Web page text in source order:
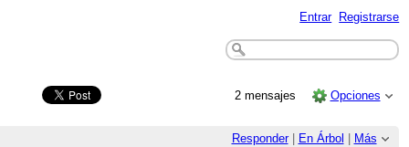
Entrar Registrarse
2 mensajes Opciones
Responder| En Árbol Más